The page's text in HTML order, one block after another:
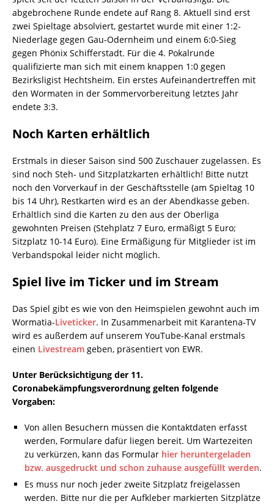
abgebrochene Runde endete auf Rang 8. Aktuell sind erst
zwei Spieltage absolviert, gestartet wurde mit einer 1:2-
Niederlage gegen Gau-Odernheim und einem 6:0-Sieg
gegen Phönix Schifferstadt. Für die 4. Pokalrunde
qualifizierte man sich mit einem knappen 1:0 gegen
Bezirksligist Hechtsheim. Ein erstes Aufeinandertreffen mit
den Wormaten in der Sommervorbereitung letztes Jahr
endete 3:3.
Noch Karten erhältlich
Erstmals in dieser Saison sind 500 Zuschauer zugelassen. Es
sind noch Steh- und Sitzplatzkarten erhältlich! Bitte nutzt
noch den Vorverkauf in der Geschäftsstelle (am Spieltag 10
bis 14 Uhr), Restkarten wird es an der Abendkasse geben.
Erhältlich sind die Karten zu den aus der Oberliga
gewohnten Preisen (Stehplatz 7 Euro, ermäßigt 5 Euro;
Sitzplatz 10-14 Euro). Eine Ermäßigung für Mitglieder ist im
Verbandspokal leider nicht möglich.
Spiel live im Ticker und im Stream
Das Spiel gibt es wie von den Heimspielen gewohnt auch im
Wormatia-Liveticker. In Zusammenarbeit mit Karantena-TV
wird es außerdem auf unserem YouTube-Kanal erstmals
einen Livestream geben, präsentiert von EWR.
Unter Berücksichtigung der 11.
Coronabekämpfungsverordnung gelten folgende
Vorgaben:
Von allen Besuchern müssen die Kontaktdaten erfasst
werden, Formulare dafür liegen bereit. Um Wartezeiten
zu verkürzen, kann das Formular hier heruntergeladen
bzw. ausgedruckt und schon zuhause ausgefüllt werden.
Es muss nur noch jeder zweite Sitzplatz freigelassen
werden. Bitte nur die per Aufkleber markierten Sitzplätze